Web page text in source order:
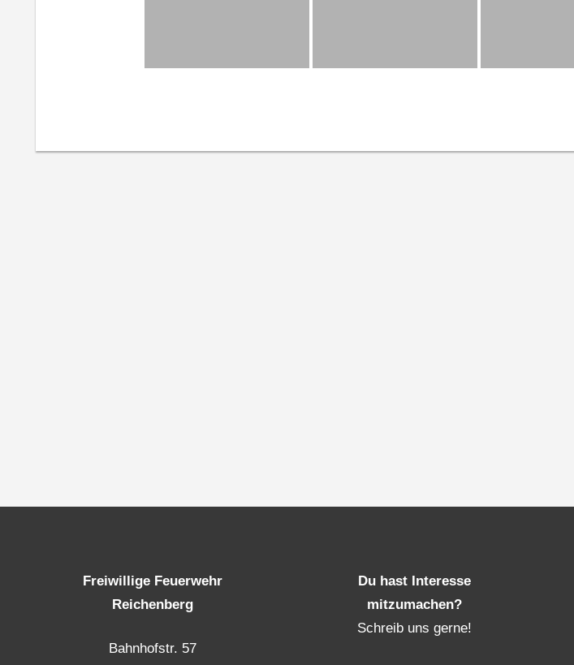
Freiwillige Feuerwehr
Reichenberg
Bahnhofstr. 57
Du hast Interesse
mitzumachen?
Schreib uns gerne!